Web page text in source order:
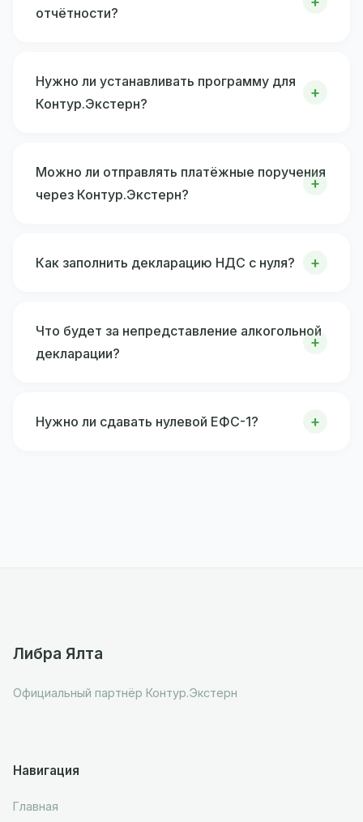
отчётности?
Нужно ли устанавливать программу для
Контур.Экстерн?
Можно ли отправлять платёжные поручения
через Контур.Экстерн?
Как заполнить декларацию НДС с нуля?
Что будет за непредставление алкогольной
декларации?
Нужно ли сдавать нулевой ЕФС-1?
Либра Ялта
Официальный партнёр Контур.Экстерн
Навигация
Главная